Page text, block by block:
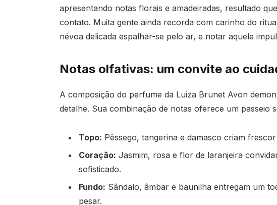
apresentando notas florais e amadeiradas, resultado
contato. Muita gente ainda recorda com carinho do
névoa delicada espalhar-se pelo ar, e notar aquele
Notas olfativas: um convite ao
A composição do perfume da Luiza Brunet Avon
detalhe. Sua combinação de notas oferece um passeio
Topo: Pêssego, tangerina e damasco criam
Coração: Jasmim, rosa e flor de laranjeira
sofisticado.
Fundo: Sândalo, âmbar e baunilha entregam um
pesar.